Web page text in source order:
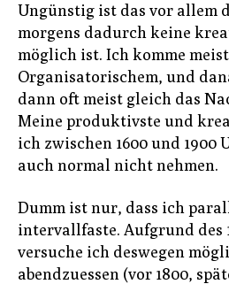
Ungünstig ist das vor allem
morgens dadurch keine
möglich ist. Ich komme
Organisatorischem, und
dann oft meist gleich das
Meine produktivste und
ich zwischen 1600 und 1900
auch normal nicht nehmen.
Dumm ist nur, dass ich
intervallfaste. Aufgrund des
versuche ich deswegen
abendzuessen (vor 1800,